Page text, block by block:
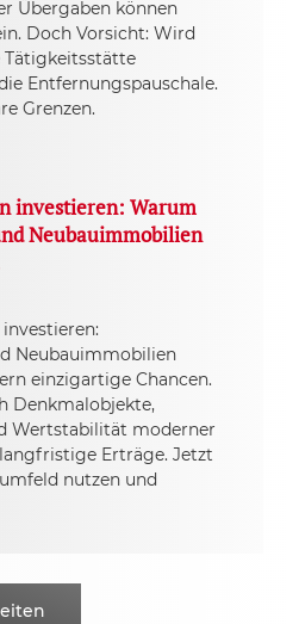
Übergaben können
Doch Vorsicht: Wird
Tätigkeitsstätte
Entfernungspauschale.
Grenzen.
investieren: Warum
Neubauimmobilien
Neubauimmobilien
einzigartige Chancen.
Denkmalobjekte,
Wertstabilität moderner
Erträge. Jetzt
nutzen und